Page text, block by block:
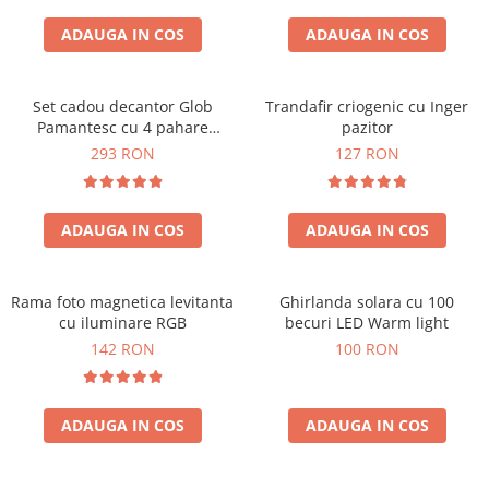
Cadouri Fete
Pentru Copilul din tine
Cadouri de Casa Noua
Cadouri Majorat
Cadouri pentru Nasi
Cadouri pentru Bunici
Cadouri pentru Prieteni
Cel ce are tot
Cadouri Nunta si Cununie civila
Cani si Termosuri
Jocuri si Puzzle
Seturi de caligrafie
Cadouri Sfantul Alexandru
Cadouri Constantin si Elena
Cadouri Sfanta Maria
Cadouri Sfintii Mihail si Gavriil
ADAUGA IN COS ADAUGA IN COS
Set cadou decantor Glob
Pamantesc cu 4 pahare
Deluxe
293 RON
ADAUGA IN COS
Trandafir criogenic cu Inger
pazitor
127 RON
ADAUGA IN COS
Rama foto magnetica levitanta
cu iluminare RGB
142 RON
ADAUGA IN COS
Ghirlanda solara cu 100
becuri LED Warm light
100 RON
ADAUGA IN COS